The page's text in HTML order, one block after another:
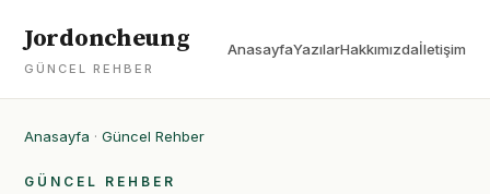
Jordoncheung
GÜNCEL REHBER
AnasayfaYazılarHakkımızdaİletişim
Anasayfa · Güncel Rehber
GÜNCEL REHBER